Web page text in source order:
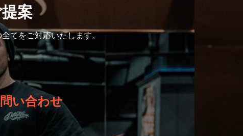
案
てをご対応いたします。
い合わせ